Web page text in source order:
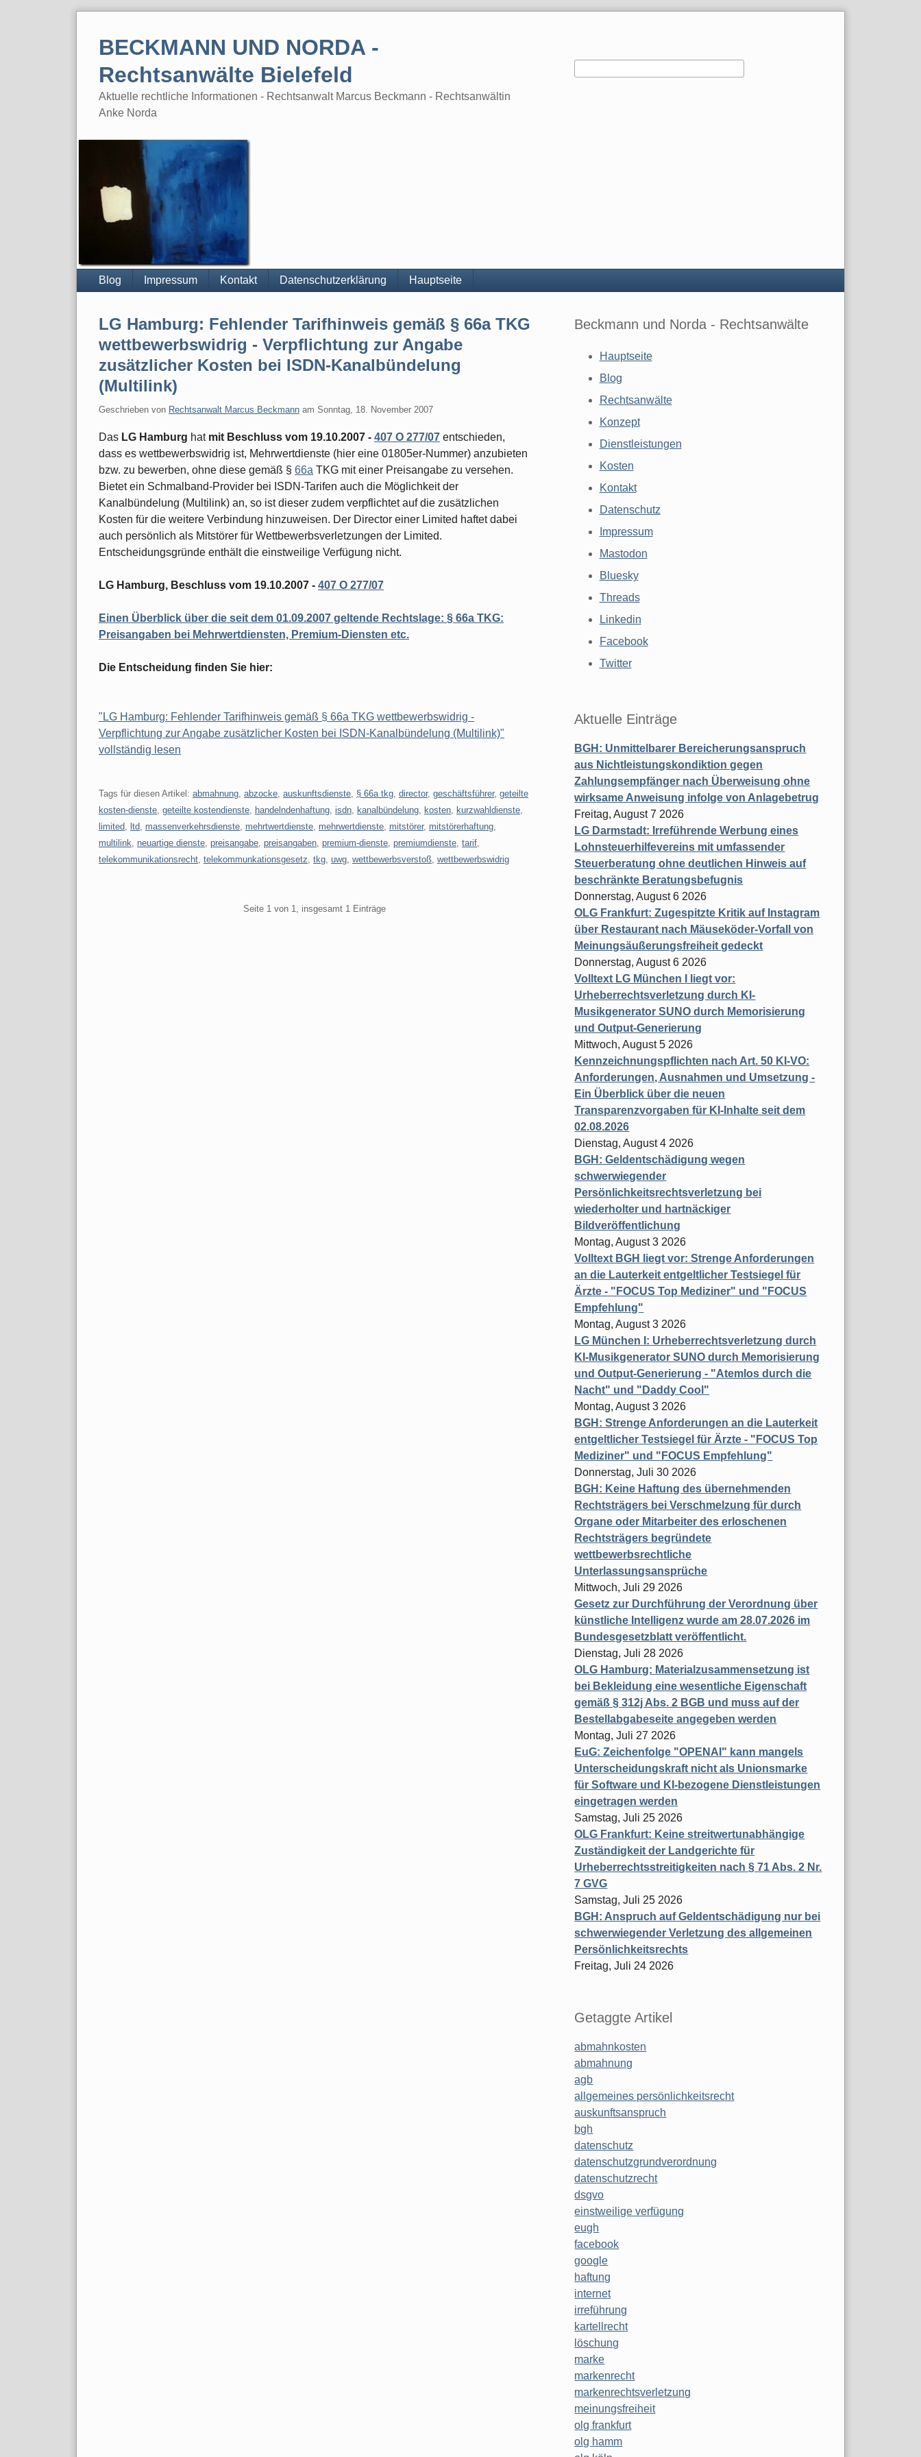
BECKMANN UND NORDA -
Rechtsanwälte Bielefeld
Aktuelle rechtliche Informationen - Rechtsanwalt Marcus Beckmann - Rechtsanwältin
Anke Norda
Blog Impressum Kontakt Datenschutzerklärung Hauptseite
LG Hamburg: Fehlender Tarifhinweis gemäß § 66a TKG
wettbewerbswidrig - Verpflichtung zur Angabe
zusätzlicher Kosten bei ISDN-Kanalbündelung
(Multilink)
Geschrieben von Rechtsanwalt Marcus Beckmann am Sonntag, 18. November 2007
Das LG Hamburg hat mit Beschluss vom 19.10.2007 - 407 O 277/07 entschieden,
dass es wettbewerbswidrig ist, Mehrwertdienste (hier eine 01805er-Nummer) anzubieten
bzw. zu bewerben, ohne diese gemäß § 66a TKG mit einer Preisangabe zu versehen.
Bietet ein Schmalband-Provider bei ISDN-Tarifen auch die Möglichkeit der
Kanalbündelung (Multilink) an, so ist dieser zudem verpflichtet auf die zusätzlichen
Kosten für die weitere Verbindung hinzuweisen. Der Director einer Limited haftet dabei
auch persönlich als Mitstörer für Wettbewerbsverletzungen der Limited.
Entscheidungsgründe enthält die einstweilige Verfügung nicht.
LG Hamburg, Beschluss vom 19.10.2007 - 407 O 277/07
Einen Überblick über die seit dem 01.09.2007 geltende Rechtslage: § 66a TKG:
Preisangaben bei Mehrwertdiensten, Premium-Diensten etc.
Die Entscheidung finden Sie hier:
"LG Hamburg: Fehlender Tarifhinweis gemäß § 66a TKG wettbewerbswidrig -
Verpflichtung zur Angabe zusätzlicher Kosten bei ISDN-Kanalbündelung (Multilink)"
vollständig lesen
Tags für diesen Artikel: abmahnung abzocke auskunftsdienste § 66a tkg director, geschäftsführer, geteilte
kosten-dienste geteilte kostendienste handelndenhaftung isdn kanalbündelung kosten kurzwahldienste
limited
ltd massenverkehrsdienste mehrtwertdienste mehrwertdienste mitstörer, mitstörerhaftung
multilink
neuartige dienste preisangabe preisangaben premium-dienste premiumdienste tarif
telekommunikationsrecht telekommunkationsgesetz tkg uwg wettbewerbsverstoß wettbewerbswidrig
Seite 1 von 1, insgesamt 1 Einträge
Beckmann und Norda - Rechtsanwälte
Hauptseite
Blog
Rechtsanwälte
Konzept
Dienstleistungen
Kosten
Kontakt
Datenschutz
Impressum
Mastodon
Bluesky
Threads
Linkedin
Facebook
Twitter
Aktuelle Einträge
BGH: Unmittelbarer Bereicherungsanspruch
aus Nichtleistungskondiktion gegen
Zahlungsempfänger nach Überweisung ohne
wirksame Anweisung infolge von Anlagebetrug
Freitag, August 7 2026
LG Darmstadt: Irreführende Werbung eines
Lohnsteuerhilfevereins mit umfassender
Steuerberatung ohne deutlichen Hinweis auf
beschränkte Beratungsbefugnis
Donnerstag, August 6 2026
OLG Frankfurt: Zugespitzte Kritik auf Instagram
über Restaurant nach Mäuseköder-Vorfall von
Meinungsäußerungsfreiheit gedeckt
Donnerstag, August 6 2026
Volltext LG München I liegt vor:
Urheberrechtsverletzung durch KI-
Musikgenerator SUNO durch Memorisierung
und Output-Generierung
Mittwoch, August 5 2026
Kennzeichnungspflichten nach Art. 50 KI-VO:
Anforderungen, Ausnahmen und Umsetzung -
Ein Überblick über die neuen
Transparenzvorgaben für KI-Inhalte seit dem
02.08.2026
Dienstag, August 4 2026
BGH: Geldentschädigung wegen
schwerwiegender
Persönlichkeitsrechtsverletzung bei
wiederholter und hartnäckiger
Bildveröffentlichung
Montag, August 3 2026
Volltext BGH liegt vor: Strenge Anforderungen
an die Lauterkeit entgeltlicher Testsiegel für
Ärzte - "FOCUS Top Mediziner" und "FOCUS
Empfehlung"
Montag, August 3 2026
LG München I: Urheberrechtsverletzung durch
KI-Musikgenerator SUNO durch Memorisierung
und Output-Generierung - "Atemlos durch die
Nacht" und "Daddy Cool"
Montag, August 3 2026
BGH: Strenge Anforderungen an die Lauterkeit
entgeltlicher Testsiegel für Ärzte - "FOCUS Top
Mediziner" und "FOCUS Empfehlung"
Donnerstag, Juli 30 2026
BGH: Keine Haftung des übernehmenden
Rechtsträgers bei Verschmelzung für durch
Organe oder Mitarbeiter des erloschenen
Rechtsträgers begründete
wettbewerbsrechtliche
Unterlassungsansprüche
Mittwoch, Juli 29 2026
Gesetz zur Durchführung der Verordnung über
künstliche Intelligenz wurde am 28.07.2026 im
Bundesgesetzblatt veröffentlicht.
Dienstag, Juli 28 2026
OLG Hamburg: Materialzusammensetzung ist
bei Bekleidung eine wesentliche Eigenschaft
gemäß § 312j Abs. 2 BGB und muss auf der
Bestellabgabeseite angegeben werden
Montag, Juli 27 2026
EuG: Zeichenfolge "OPENAI" kann mangels
Unterscheidungskraft nicht als Unionsmarke
für Software und KI-bezogene Dienstleistungen
eingetragen werden
Samstag, Juli 25 2026
OLG Frankfurt: Keine streitwertunabhängige
Zuständigkeit der Landgerichte für
Urheberrechtsstreitigkeiten nach § 71 Abs. 2 Nr.
7 GVG
Samstag, Juli 25 2026
BGH: Anspruch auf Geldentschädigung nur bei
schwerwiegender Verletzung des allgemeinen
Persönlichkeitsrechts
Freitag, Juli 24 2026
Getaggte Artikel
abmahnkosten
abmahnung
agb
allgemeines persönlichkeitsrecht
auskunftsanspruch
bgh
datenschutz
datenschutzgrundverordnung
datenschutzrecht
dsgvo
einstweilige verfügung
eugh
facebook
google
haftung
internet
irreführung
kartellrecht
löschung
marke
markenrecht
markenrechtsverletzung
meinungsfreiheit
olg frankfurt
olg hamm